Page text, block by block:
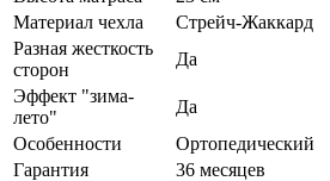
Материал чехла
Стрейч-Жаккард
Разная жесткость
сторон
Да
Эффект "зима-
лето"
Да
Особенности
Ортопедический
Гарантия
36 месяцев